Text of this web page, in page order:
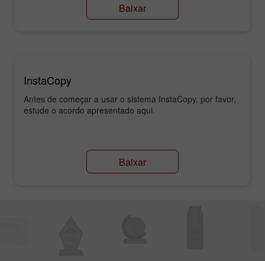
Baixar
InstaCopy
Antes de começar a usar o sistema InstaCopy, por favor,
estude o acordo apresentado aqui.
Baixar